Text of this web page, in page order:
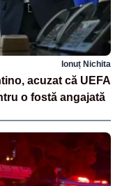
Ionuț Nichita
acuzat că UEFA
o fostă angajată